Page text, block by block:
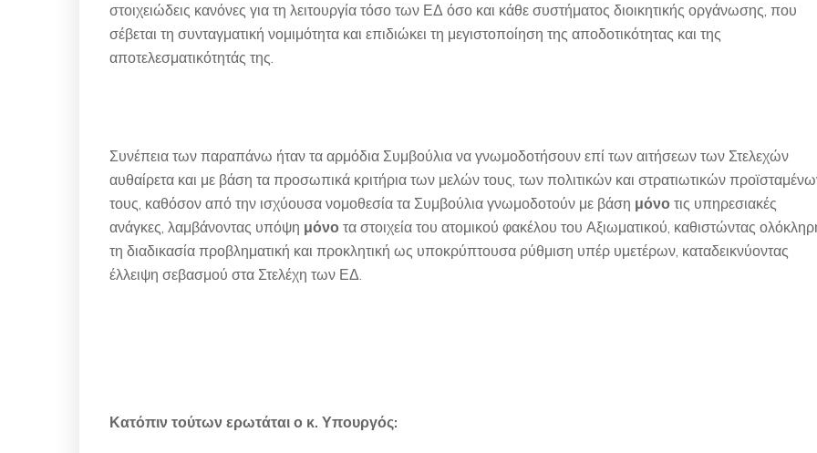
στοιχειώδεις κανόνες για τη λειτουργία τόσο των ΕΔ όσο και κάθε συστήματος διοικητικής οργάνωσης, που
σέβεται τη συνταγματική νομιμότητα και επιδιώκει τη μεγιστοποίηση της αποδοτικότητας και της
αποτελεσματικότητάς της.
Συνέπεια των παραπάνω ήταν τα αρμόδια Συμβούλια να γνωμοδοτήσουν επί των αιτήσεων των Στελεχών
αυθαίρετα και με βάση τα προσωπικά κριτήρια των μελών τους, των πολιτικών και στρατιωτικών
τους, καθόσον από την ισχύουσα νομοθεσία τα Συμβούλια γνωμοδοτούν με βάση μόνο τις υπηρεσιακές
ανάγκες, λαμβάνοντας υπόψη μόνο τα στοιχεία του ατομικού φακέλου του Αξιωματικού, καθιστώντας
τη διαδικασία προβληματική και προκλητική ως υποκρύπτουσα ρύθμιση υπέρ υμετέρων, καταδεικνύοντας
έλλειψη σεβασμού στα Στελέχη των ΕΔ.
Κατόπιν τούτων ερωτάται ο κ. Υπουργός: